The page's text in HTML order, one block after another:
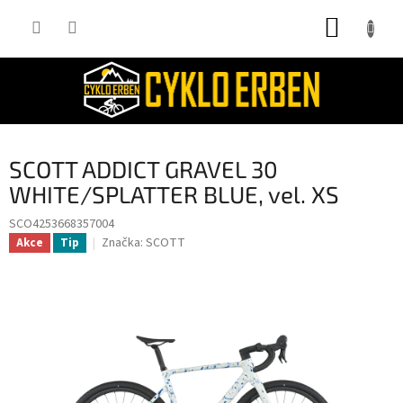
SCOTT ADDICT GRAVEL 30
WHITE/SPLATTER BLUE, vel. XS
SCO4253668357004
Akce Tip Značka: SCOTT